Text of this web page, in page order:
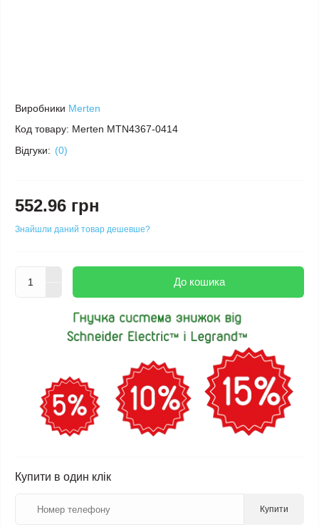
Виробники Merten
Код товару: Merten MTN4367-0414
Відгуки: (0)
552.96 грн
Знайшли даний товар дешевше?
До кошика
Купити в один клік
Купити